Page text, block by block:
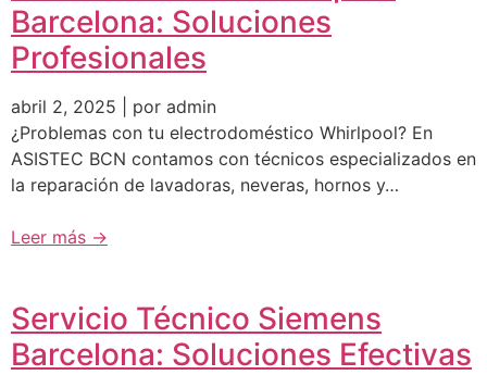
Barcelona: Soluciones
Profesionales
abril 2, 2025 | por admin
¿Problemas con tu electrodoméstico Whirlpool? En
ASISTEC BCN contamos con técnicos especializados en
la reparación de lavadoras, neveras, hornos y…
Leer más →
Servicio Técnico Siemens
Barcelona: Soluciones Efectivas